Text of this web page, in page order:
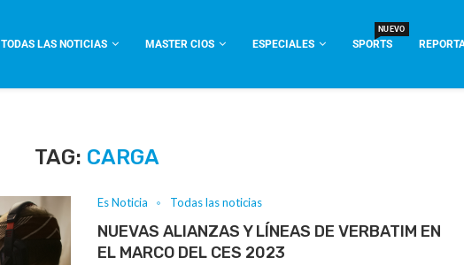
TODAS LAS NOTICIAS MASTER CIOS ESPECIALES SPORTS
NUEVO
TAG: CARGA
Es Noticia Todas las noticias
NUEVAS ALIANZAS Y LÍNEAS DE VERBATIM EN
EL MARCO DEL CES 2023